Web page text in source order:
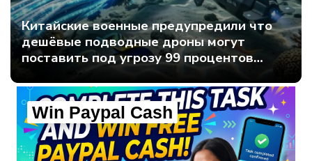
Китайские военные предупредили что
дешёвые подводные дроны могут
поставить под угрозу 99 процентов
мирового интернет-трафика - Интернет
технологии.
Win Paypal Cash